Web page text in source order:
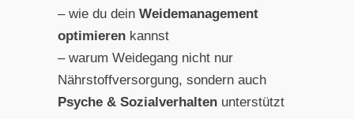
– wie du dein Weidemanagement
optimierenkannst
– warum Weidegang nicht nur
Nährstoffversorgung, sondern auch
Psyche & Sozialverhaltenunterstützt